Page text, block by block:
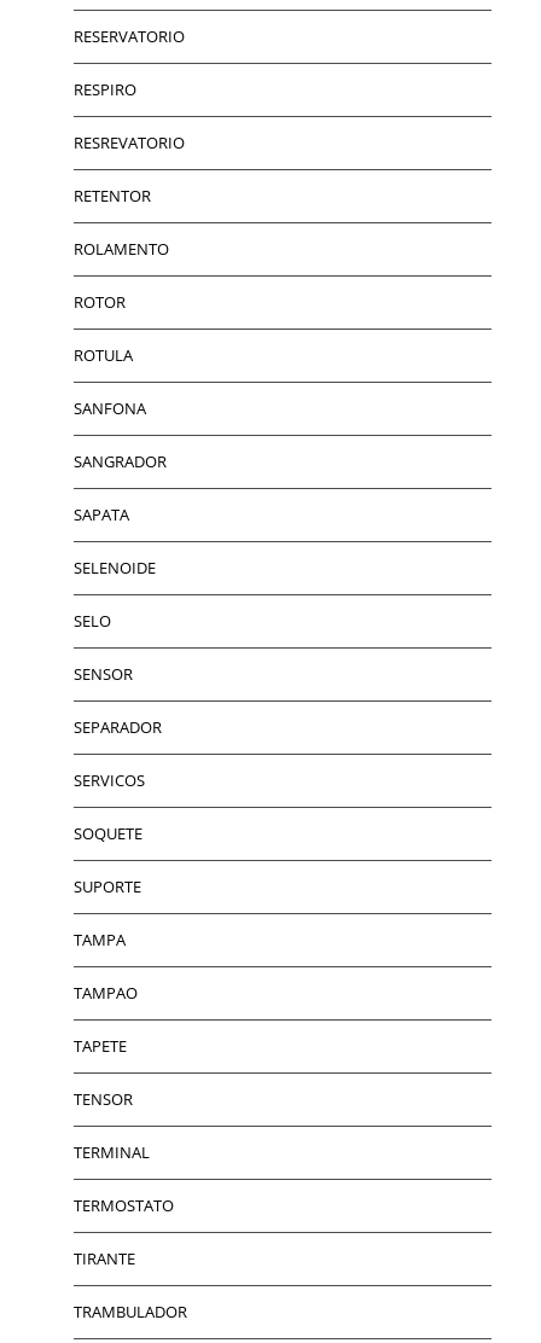
RESERVATORIO
RESPIRO
RESREVATORIO
RETENTOR
ROLAMENTO
ROTOR
ROTULA
SANFONA
SANGRADOR
SAPATA
SELENOIDE
SELO
SENSOR
SEPARADOR
SERVICOS
SOQUETE
SUPORTE
TAMPA
TAMPAO
TAPETE
TENSOR
TERMINAL
TERMOSTATO
TIRANTE
TRAMBULADOR